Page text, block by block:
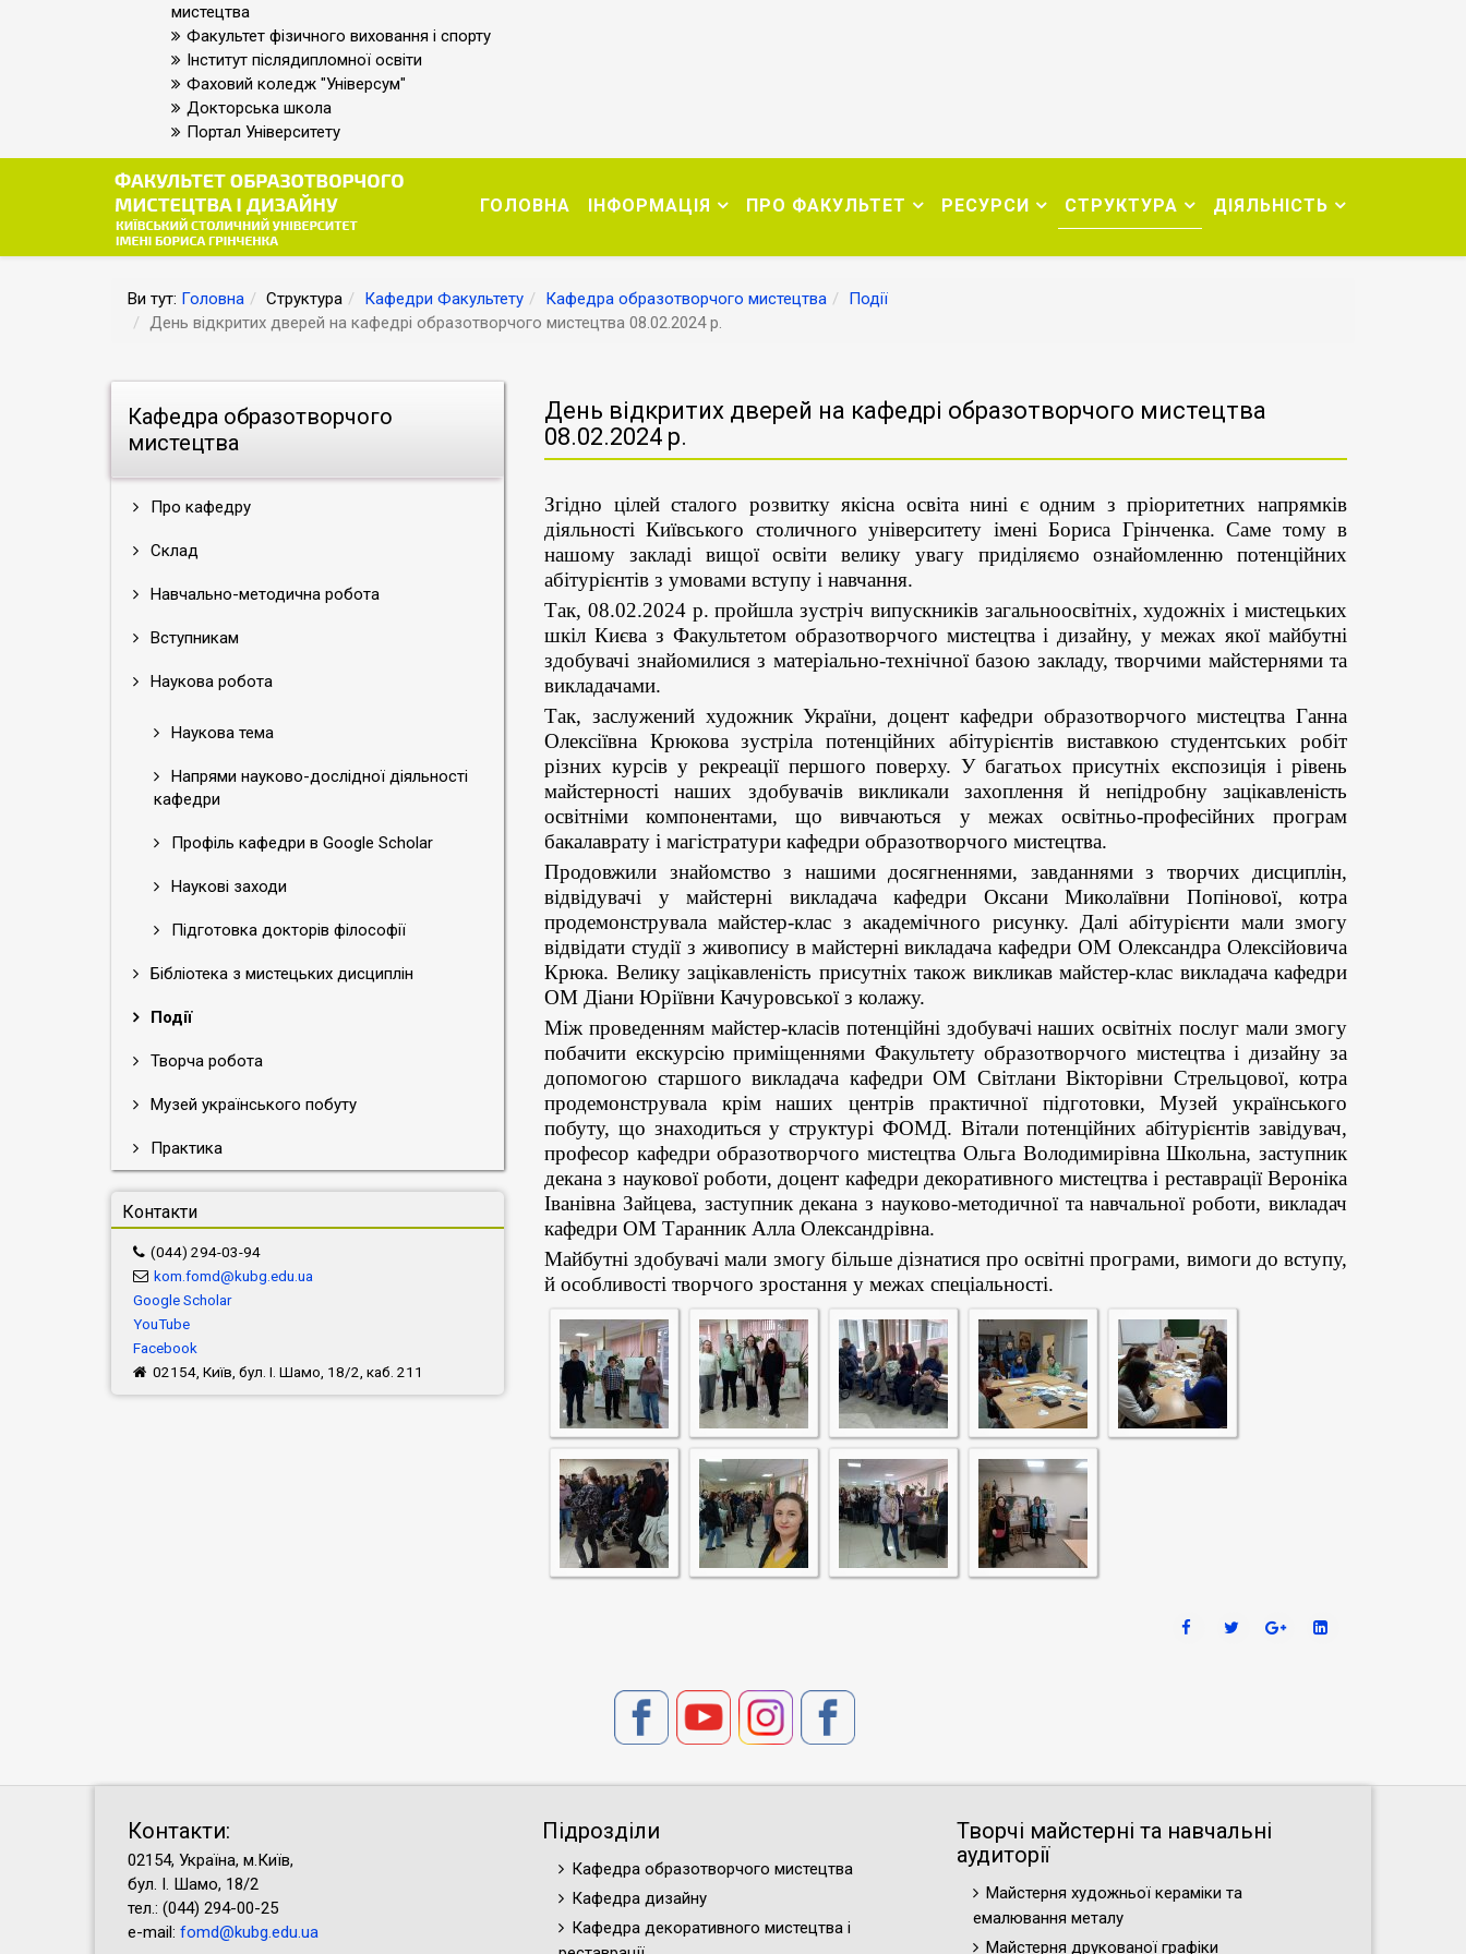
мистецтва
Факультет фізичного виховання і спорту
Інститут післядипломної освіти
Фаховий коледж "Універсум"
Докторська школа
Портал Університету
ГОЛОВНА ІНФОРМАЦІЯ ПРО ФАКУЛЬТЕТ РЕСУРСИ СТРУКТУРА ДІЯЛЬНІСТЬ
Ви тут: Головна Структура Кафедри Факультету Кафедра образотворчого мистецтва
Події
День відкритих дверей на кафедрі образотворчого мистецтва 08.02.2024 р.
Кафедра образотворчого
мистецтва
Про кафедру
Склад
Навчально-методична робота
Вступникам
Наукова робота
Наукова тема
Напрями науково-дослідної діяльності
кафедри
Профіль кафедри в Google Scholar
Наукові заходи
Підготовка докторів філософії
Бібліотека з мистецьких дисциплін
Події
Творча робота
Музей українського побуту
Практика
Контакти
(044) 294-03-94
kom.fomd@kubg.edu.ua
Google Scholar
YouTube
Facebook
02154, Київ, бул. І. Шамо, 18/2, каб. 211
День відкритих дверей на кафедрі образотворчого мистецтва
08.02.2024 р.
Згідно цілей сталого розвитку якісна освіта нині є одним з пріоритетних напрямків
діяльності Київського столичного університету імені Бориса Грінченка. Саме тому в
нашому закладі вищої освіти велику увагу приділяємо ознайомленню потенційних
абітурієнтів з умовами вступу і навчання.
Так, 08.02.2024 р. пройшла зустріч випускників загальноосвітніх, художніх і мистецьких
шкіл Києва з Факультетом образотворчого мистецтва і дизайну, у межах якої майбутні
здобувачі знайомилися з матеріально-технічної базою закладу, творчими майстернями та
викладачами.
Так, заслужений художник України, доцент кафедри образотворчого мистецтва Ганна
Олексіївна Крюкова зустріла потенційних абітурієнтів виставкою студентських робіт
різних курсів у рекреації першого поверху. У багатьох присутніх експозиція і рівень
майстерності наших здобувачів викликали захоплення й непідробну зацікавленість
освітніми компонентами, що вивчаються у межах освітньо-професійних програм
бакалаврату і магістратури кафедри образотворчого мистецтва.
Продовжили знайомство з нашими досягненнями, завданнями з творчих дисциплін,
відвідувачі у майстерні викладача кафедри Оксани Миколаївни Попінової, котра
продемонструвала майстер-клас з академічного рисунку. Далі абітурієнти мали змогу
відвідати студії з живопису в майстерні викладача кафедри ОМ Олександра Олексійовича
Крюка. Велику зацікавленість присутніх також викликав майстер-клас викладача кафедри
ОМ Діани Юріївни Качуровської з колажу.
Між проведенням майстер-класів потенційні здобувачі наших освітніх послуг мали змогу
побачити екскурсію приміщеннями Факультету образотворчого мистецтва і дизайну за
допомогою старшого викладача кафедри ОМ Світлани Вікторівни Стрельцової, котра
продемонструвала крім наших центрів практичної підготовки, Музей українського
побуту, що знаходиться у структурі ФОМД. Вітали потенційних абітурієнтів завідувач,
професор кафедри образотворчого мистецтва Ольга Володимирівна Школьна, заступник
декана з наукової роботи, доцент кафедри декоративного мистецтва і реставрації Вероніка
Іванівна Зайцева, заступник декана з науково-методичної та навчальної роботи, викладач
кафедри ОМ Таранник Алла Олександрівна.
Майбутні здобувачі мали змогу більше дізнатися про освітні програми, вимоги до вступу,
й особливості творчого зростання у межах спеціальності.
Контакти:
02154, Україна, м.Київ,
бул. І. Шамо, 18/2
тел.: (044) 294-00-25
e-mail: fomd@kubg.edu.ua
Підрозділи
Кафедра образотворчого мистецтва
Кафедра дизайну
Кафедра декоративного мистецтва і
Творчі майстерні та навчальні
аудиторії
Майстерня художньої кераміки та
емалювання металу
Майстерня друкованої графіки